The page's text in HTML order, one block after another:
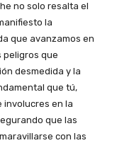
no solo resalta el
la
que avanzamos en
peligros que
desmedida y la
que tú,
involucres en la
que las
con las